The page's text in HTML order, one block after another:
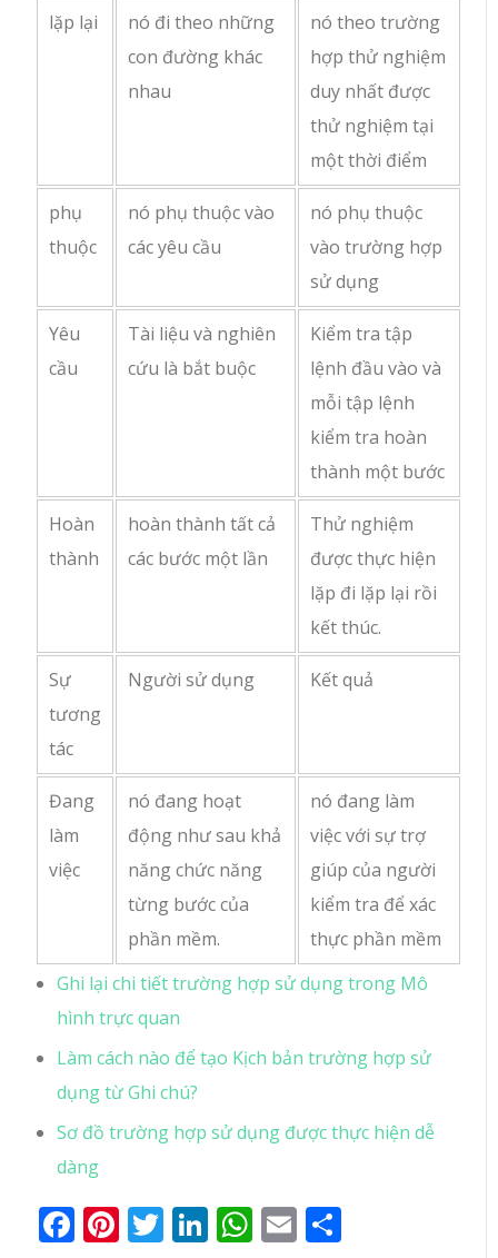
lặp lại
nó đi theo những
con đường khác
nhau
nó theo trường
hợp thử nghiệm
duy nhất được
thử nghiệm tại
một thời điểm
phụ
thuộc
nó phụ thuộc vào
các yêu cầu
nó phụ thuộc
vào trường hợp
sử dụng
Yêu
cầu
Tài liệu và nghiên
cứu là bắt buộc
Kiểm tra tập
lệnh đầu vào và
mỗi tập lệnh
kiểm tra hoàn
thành một bước
Hoàn
thành
hoàn thành tất cả
các bước một lần
Thử nghiệm
được thực hiện
lặp đi lặp lại rồi
kết thúc.
Sự
tương
tác
Người sử dụng Kết quả
Đang
làm
việc
nó đang hoạt
động như sau khả
năng chức năng
từng bước của
phần mềm.
nó đang làm
việc với sự trợ
giúp của người
kiểm tra để xác
thực phần mềm
Ghi lại chi tiết trường hợp sử dụng trong Mô
hình trực quan
Làm cách nào để tạo Kịch bản trường hợp sử
dụng từ Ghi chú?
Sơ đồ trường hợp sử dụng được thực hiện dễ
dàng
Facebook
Pinterest
Twitter
LinkedIn
WhatsApp
Email